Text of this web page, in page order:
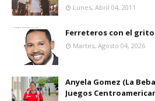
Lunes, Abril 04, 2011
Ferreteros con el
Martes, Agosto 04, 2026
Anyela Gomez (La
Juegos